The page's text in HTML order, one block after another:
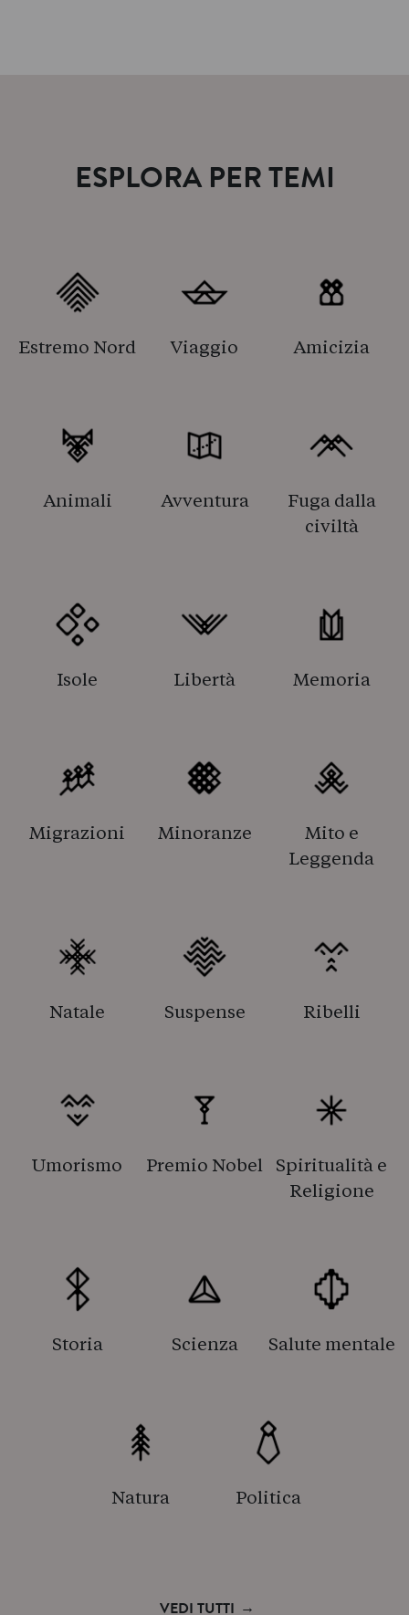
ESPLORA PER TEMI
Estremo Nord Viaggio Amicizia
Animali Avventura
Fuga dalla
civiltà
Isole Libertà Memoria
Migrazioni Minoranze
Mito e
Leggenda
Natale Suspense Ribelli
Umorismo Premio Nobel
Spiritualità e
Religione
Storia Scienza Salute mentale
Natura Politica
VEDI TUTTI →